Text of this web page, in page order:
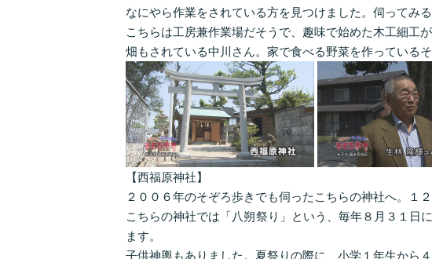
なにやら作業をされている方を見つけました。伺ってみ
こちらは工房兼作業場だそうで、趣味で始めた木工細工
畑もされている中川さん。家で食べる野菜を作っている
【西福原神社】
２００６年のそぞろ歩きでも伺ったこちらの神社へ。１
こちらの神社では「八朔祭り」という、毎年８月３１日
ます。
子供神輿もありました。夏祭りの際に、小学１年生から